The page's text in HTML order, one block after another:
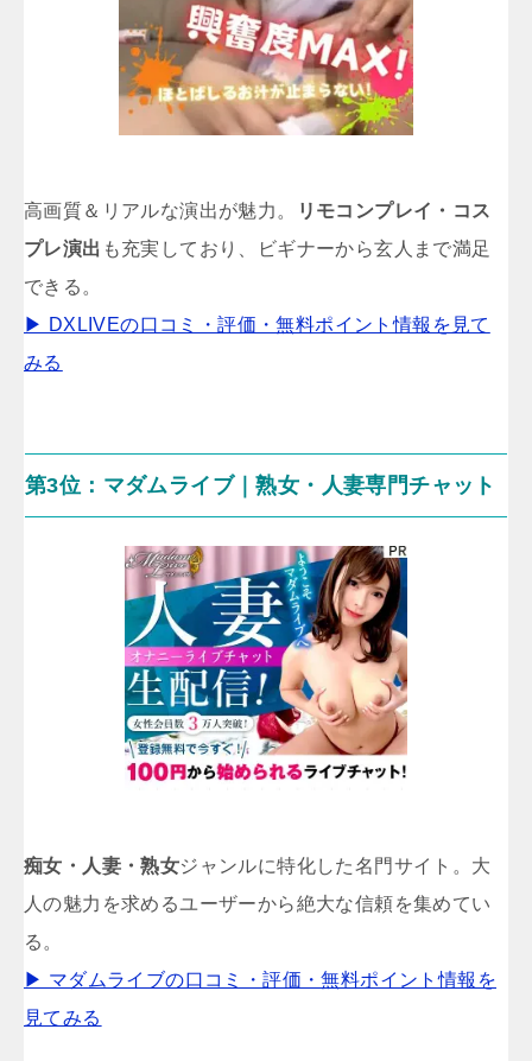
高画質＆リアルな演出が魅力。
リモコンプレイ・コス
プレ演出 も充実しており、ビギナーから玄人まで満足
できる。
▶ DXLIVEの口コミ・評価・無料ポイント情報を見て
みる
第3位：マダムライブ｜熟女・人妻専門チャット
痴女・人妻・熟女ジャンルに特化した名門サイト。大
人の魅力を求めるユーザーから絶大な信頼を集めてい
る。
▶ マダムライブの口コミ・評価・無料ポイント情報を
見てみる